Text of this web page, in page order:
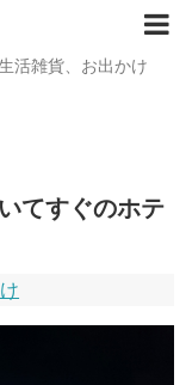
活雑貨、お出かけ
てすぐのホテ